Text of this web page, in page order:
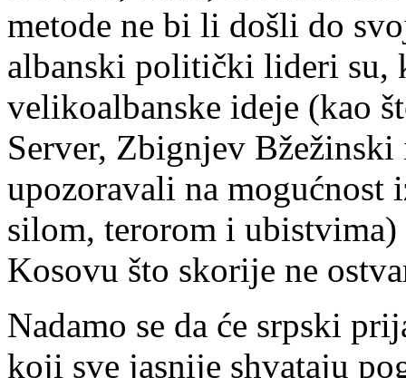
metode ne bi li došli do
albanski politički lideri
velikoalbanske ideje (kao
Server, Zbignjev
upozoravali na
silom, terorom i ubistvima)
Kosovu što skorije ne
Nadamo se da će srpski
koji sve jasnije shvataju